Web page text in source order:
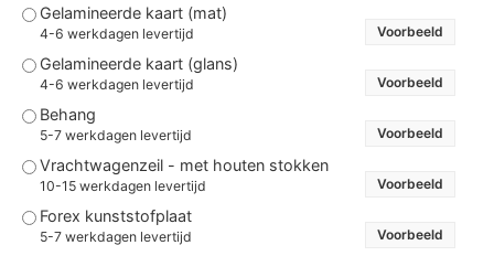
Gelamineerde kaart (mat)
4-6 werkdagen levertijd Voorbeeld
Gelamineerde kaart (glans)
4-6 werkdagen levertijd Voorbeeld
Behang
5-7 werkdagen levertijd Voorbeeld
Vrachtwagenzeil - met houten stokken
10-15 werkdagen levertijd Voorbeeld
Forex kunststofplaat
5-7 werkdagen levertijd Voorbeeld